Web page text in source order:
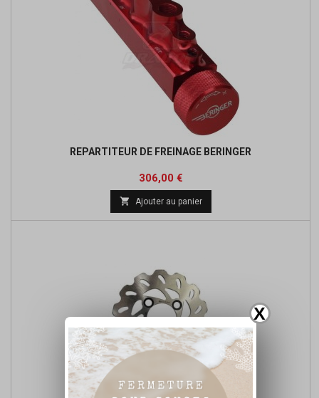
X
REPARTITEUR DE FREINAGE BERINGER
Prix
306,00 €Prix
de
base
 Ajouter au panier